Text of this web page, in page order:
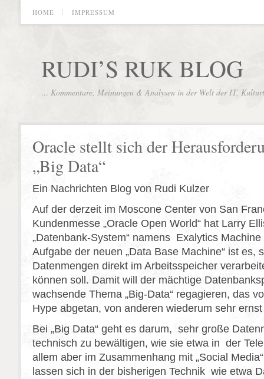
HOME IMPRESSUM
RUDI’S RUK BLOG
… Kommentare, Meinungen & Analysen in der Welt der IT,
Oracle stellt sich der
„Big Data“
Ein Nachrichten Blog von Rudi Kulzer
Auf der derzeit im Moscone Center von San
Kundenmesse „Oracle Open World“ hat Larry
„Datenbank-System“ namens Exalytics
Aufgabe der neuen „Data Base Machine“ ist es,
Datenmengen direkt im Arbeitsspeicher
können soll. Damit will der mächtige
wachsende Thema „Big-Data“ regagieren, das
Hype abgetan, von anderen wiederum sehr
Bei „Big Data“ geht es darum, sehr große
technisch zu bewältigen, wie sie etwa in der
allem aber im Zusammenhang mit „Social
lassen sich in der bisherigen Technik wie etwa